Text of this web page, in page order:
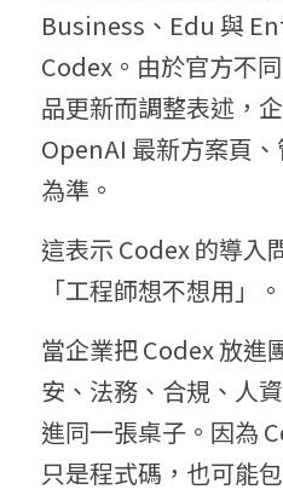
Business、Edu 與
Codex。由於官方不
品更新而調整表述，
OpenAI 最新方案頁
為準。
這表示 Codex 的導入
「工程師想不想用」。
當企業把 Codex 放進
安、法務、合規、人
進同一張桌子。因為
只是程式碼，也可能